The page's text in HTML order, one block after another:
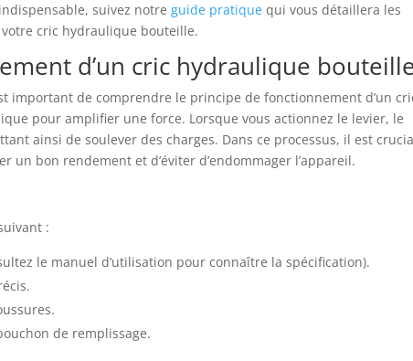
suivez notreguide pratique qui vous détaillera les
cric hydraulique bouteille.
d’un cric hydraulique
important de comprendre le principe de fonctionnement d’un
pour amplifier une force. Lorsque vous actionnez le levier, le
ainsi de soulever des charges. Dans ce processus, il est
un bon rendement et d’éviter d’endommager l’appareil.
:
le manuel d’utilisation pour connaître la spécification).
de remplissage.